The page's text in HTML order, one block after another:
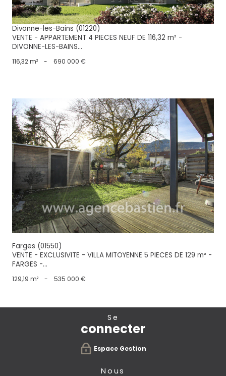
Divonne-les-Bains (01220)
VENTE - APPARTEMENT 4 PIECES NEUF DE 116,32 m² -
DIVONNE-LES-BAINS...
116,32 m² - 690 000 €
voir le bien
Farges (01550)
VENTE - EXCLUSIVITE - VILLA MITOYENNE 5 PIECES DE 129 m² -
FARGES -...
129,19 m² - 535 000 €
se
connecter
Espace Gestion
nous